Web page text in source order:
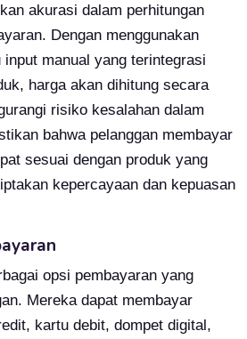
akurasi dalam perhitungan
Dengan menggunakan
manual yang terintegrasi
harga akan dihitung secara
risiko kesalahan dalam
bahwa pelanggan membayar
sesuai dengan produk yang
kepercayaan dan kepuasan
opsi pembayaran yang
Mereka dapat membayar
kartu debit, dompet digital,